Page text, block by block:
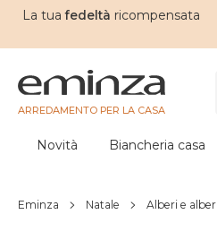
La tua fedeltà ricompensata
ARREDAMENTO PER LA CASA
Novità Biancheria casa
Eminza Natale Alberi e